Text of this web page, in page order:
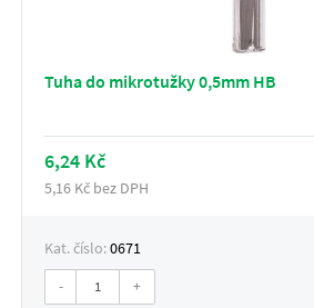
Tuha do mikrotužky 0,5mm HB
6,24 Kč
5,16 Kč bez DPH
Kat. číslo:0671
- +